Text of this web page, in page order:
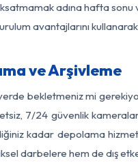
adına hafta sonu
avantajlarını
ve Arşivleme
yerde bekletmeniz mi
7/24 güvenlik
kadar depolama
darbelere hem de dış